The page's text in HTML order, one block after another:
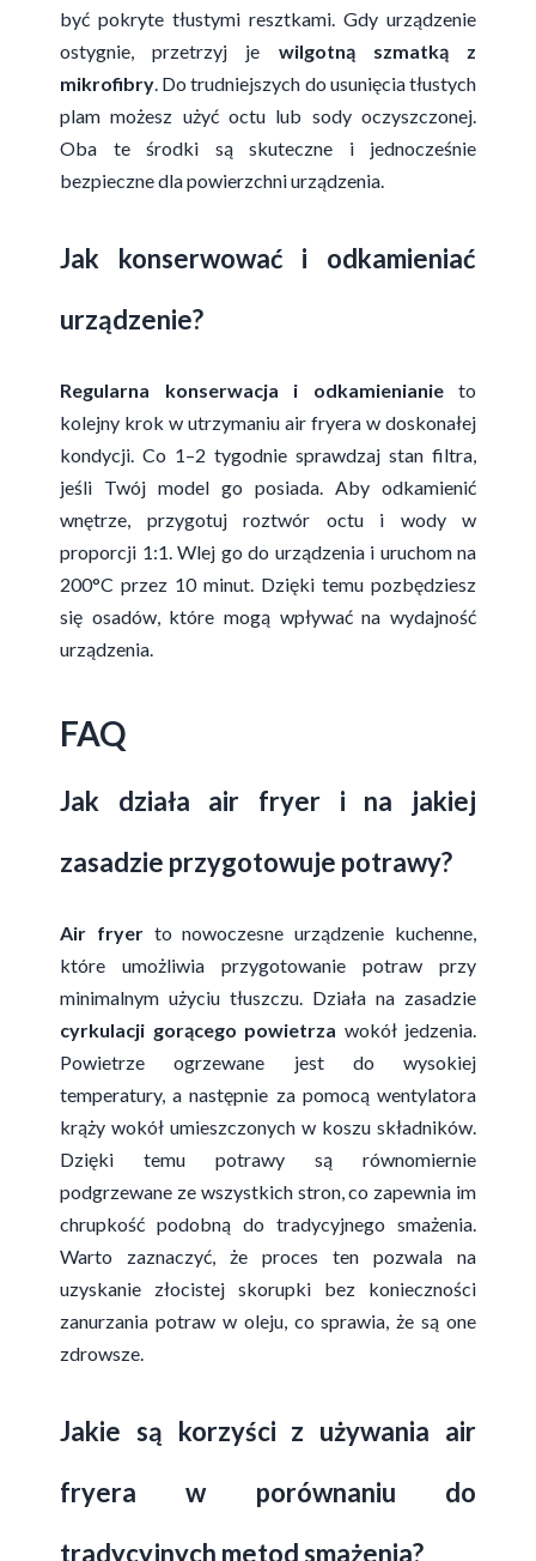
być pokryte tłustymi resztkami. Gdy urządzenie
ostygnie, przetrzyj je wilgotną szmatką z
mikrofibry. Do trudniejszych do usunięcia tłustych
plam możesz użyć octu lub sody oczyszczonej.
Oba te środki są skuteczne i jednocześnie
bezpieczne dla powierzchni urządzenia.
Jak konserwować i odkamieniać
urządzenie?
Regularna konserwacja i odkamienianieto
kolejny krok w utrzymaniu air fryera w doskonałej
kondycji. Co 1–2 tygodnie sprawdzaj stan filtra,
jeśli Twój model go posiada. Aby odkamienić
wnętrze, przygotuj roztwór octu i wody w
proporcji 1:1. Wlej go do urządzenia i uruchom na
200°C przez 10 minut. Dzięki temu pozbędziesz
się osadów, które mogą wpływać na wydajność
urządzenia.
FAQ
Jak działa air fryer i na jakiej
zasadzie przygotowuje potrawy?
Air fryerto nowoczesne urządzenie kuchenne,
które umożliwia przygotowanie potraw przy
minimalnym użyciu tłuszczu. Działa na zasadzie
cyrkulacji gorącego powietrza wokół jedzenia.
Powietrze ogrzewane jest do wysokiej
temperatury, a następnie za pomocą wentylatora
krąży wokół umieszczonych w koszu składników.
Dzięki temu potrawy są równomiernie
podgrzewane ze wszystkich stron, co zapewnia im
chrupkość podobną do tradycyjnego smażenia.
Warto zaznaczyć, że proces ten pozwala na
uzyskanie złocistej skorupki bez konieczności
zanurzania potraw w oleju, co sprawia, że są one
zdrowsze.
Jakie są korzyści z używania air
fryera w porównaniu do
tradycyjnych metod smażenia?